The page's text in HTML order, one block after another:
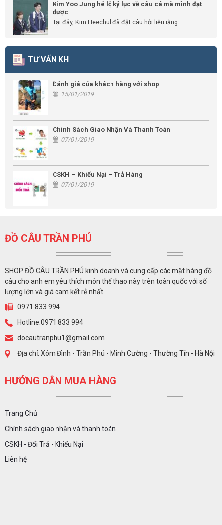
Kim Yoo Jung hé lộ kỷ lục về câu cá mà mình đạt
được
Tại đây, Kim Heechul đã đặt câu hỏi liệu rằng...
TƯ VẤN KH
Đánh giá của khách hàng với shop
15/01/2019
Chính Sách Giao Nhận Và Thanh Toán
07/01/2019
CSKH – Khiếu Nại – Trả Hàng
07/01/2019
ĐỒ CÂU TRẦN PHÚ
SHOP ĐỒ CÂU TRẦN PHÚ kinh doanh và cung cấp các mặt hàng đồ
câu cho anh em yêu thích môn thể thao này trên toàn quốc với số
lượng lớn và giá cam kết rẻ nhất.
0971 833 994
Hotline:0971 833 994
docautranphu1@gmail.com
Địa chỉ: Xóm Đình - Trần Phú - Minh Cường - Thường Tín - Hà Nội
HƯỚNG DẪN MUA HÀNG
Trang Chủ
Chính sách giao nhận và thanh toán
CSKH - Đổi Trả - Khiếu Nại
Liên hệ